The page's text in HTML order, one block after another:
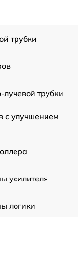
трубки
лучевой трубки
с улучшением
усилителя
логики